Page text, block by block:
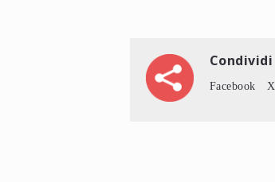
Condividi
Facebook X